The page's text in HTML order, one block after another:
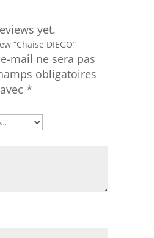
yet.
“Chaise DIEGO”
mail ne sera pas
obligatoires
*